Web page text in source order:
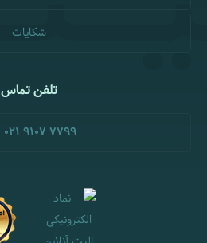
شکایات
تلفن تماس
021 9107 7799